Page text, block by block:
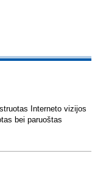
Interneto vizijos
bei paruoštas